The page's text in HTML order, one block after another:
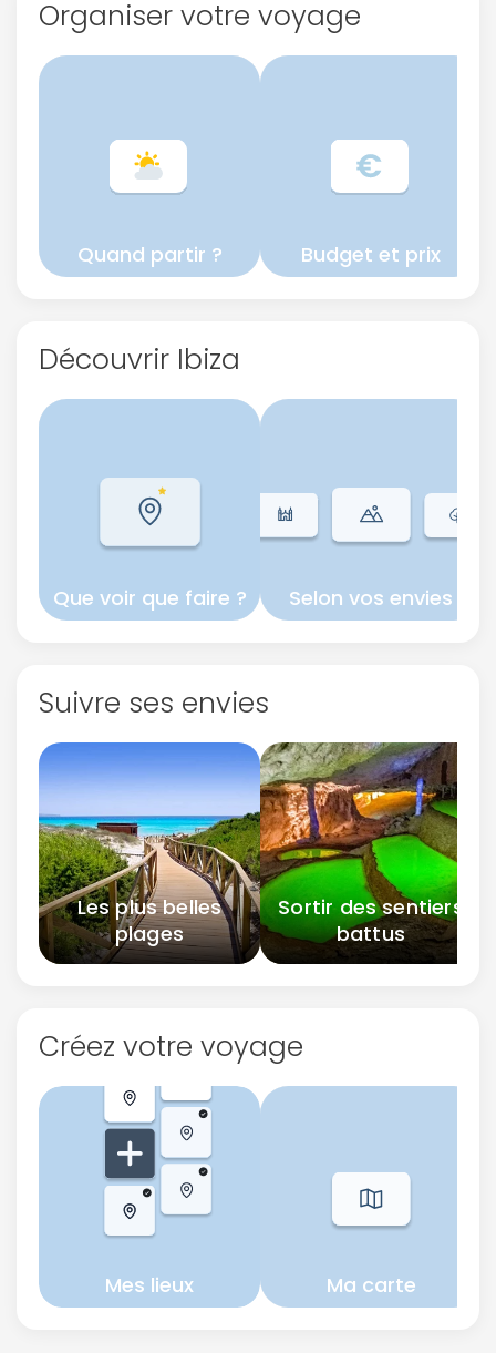
Organiser votre voyage
Quand partir ? Budget et prix
Découvrir Ibiza
Que voir que faire ? Selon vos envies
Suivre ses envies
Les plus belles
plages
Sortir des sentiers
battus
Créez votre voyage
Mes lieux Ma carte